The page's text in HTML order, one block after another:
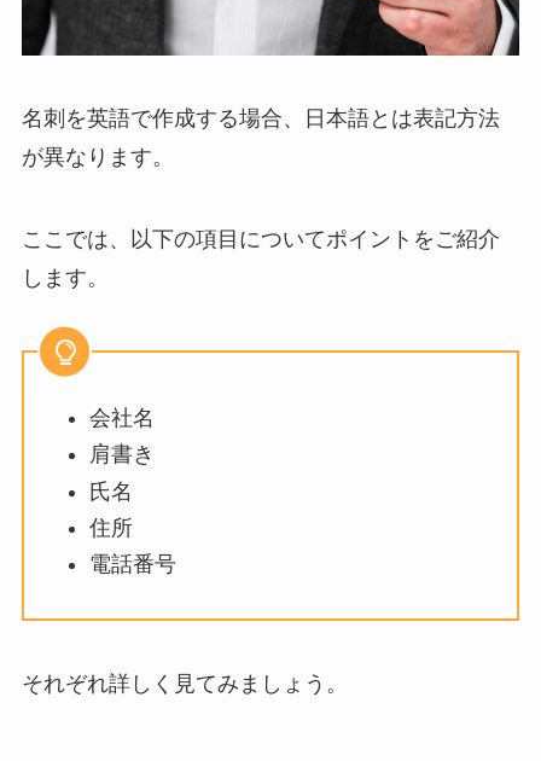
名刺を英語で作成する場合、日本語とは表記方法
が異なります。
ここでは、以下の項目についてポイントをご紹介
します。
会社名
肩書き
氏名
住所
電話番号
それぞれ詳しく見てみましょう。